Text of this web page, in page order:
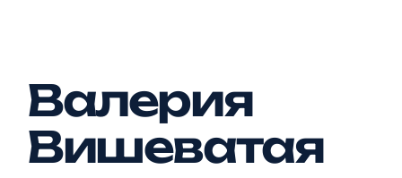
Валерия
Вишеватая